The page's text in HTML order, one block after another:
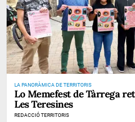
LA PANORÀMICA DE TERRITORIS
Lo Memefest de Tàrrega
Les Teresines
REDACCIÓ TERRITORIS